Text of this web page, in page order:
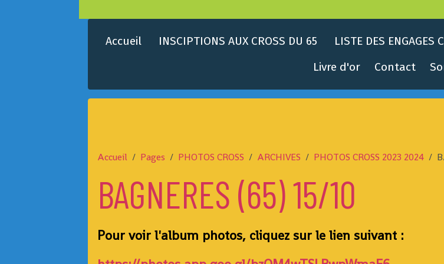
Accueil INSCIPTIONS AUX CROSS DU 65 LISTE DES ENGAGES
Livre d'or
Contact
Accueil Pages PHOTOS CROSS ARCHIVES PHOTOS CROSS 2023 2024
BAGNERES (65) 15/10
Pour voir l'album photos, cliquez sur le lien suivant :